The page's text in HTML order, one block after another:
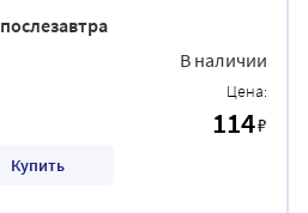
послезавтра
В наличии
Цена:
114₽
Купить